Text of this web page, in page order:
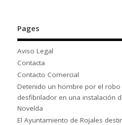
Pages
Aviso Legal
Contacta
Contacto Comercial
Detenido un hombre por el robo
desfibrilador en una instalación
Novelda
El Ayuntamiento de Rojales